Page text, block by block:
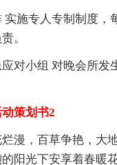
施专人专制制度，
。
对小组 对晚会所发
策划书2
漫，百草争艳，大
阳光下安享着春暖